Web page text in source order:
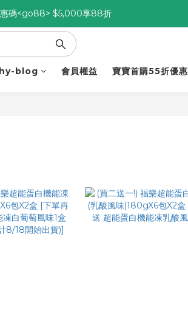
碼<go88> $5,000享88折
碼<go88> $5,000享88折
任搭任選，立即了解活動>>
碼<go88> $5,000享88折
blog 會員權益 寶寶首購55折優惠